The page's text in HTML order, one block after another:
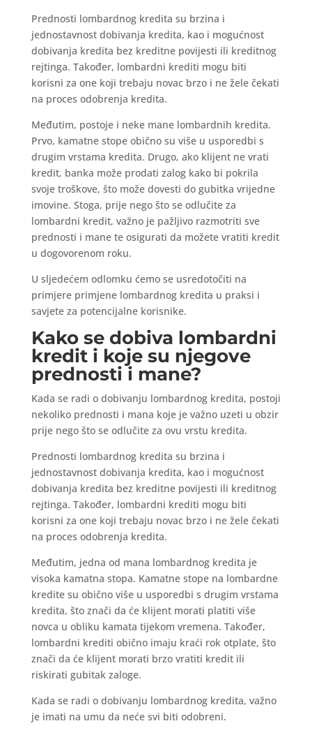
Prednosti lombardnog kredita su brzina i
jednostavnost dobivanja kredita, kao i mogućnost
dobivanja kredita bez kreditne povijesti ili kreditnog
rejtinga. Također, lombardni krediti mogu biti
korisni za one koji trebaju novac brzo i ne žele čekati
na proces odobrenja kredita.
Međutim, postoje i neke mane lombardnih kredita.
Prvo, kamatne stope obično su više u usporedbi s
drugim vrstama kredita. Drugo, ako klijent ne vrati
kredit, banka može prodati zalog kako bi pokrila
svoje troškove, što može dovesti do gubitka vrijedne
imovine. Stoga, prije nego što se odlučite za
lombardni kredit, važno je pažljivo razmotriti sve
prednosti i mane te osigurati da možete vratiti kredit
u dogovorenom roku.
U sljedećem odlomku ćemo se usredotočiti na
primjere primjene lombardnog kredita u praksi i
savjete za potencijalne korisnike.
Kako se dobiva lombardni
kredit i koje su njegove
prednosti i mane?
Kada se radi o dobivanju lombardnog kredita, postoji
nekoliko prednosti i mana koje je važno uzeti u obzir
prije nego što se odlučite za ovu vrstu kredita.
Prednosti lombardnog kredita su brzina i
jednostavnost dobivanja kredita, kao i mogućnost
dobivanja kredita bez kreditne povijesti ili kreditnog
rejtinga. Također, lombardni krediti mogu biti
korisni za one koji trebaju novac brzo i ne žele čekati
na proces odobrenja kredita.
Međutim, jedna od mana lombardnog kredita je
visoka kamatna stopa. Kamatne stope na lombardne
kredite su obično više u usporedbi s drugim vrstama
kredita, što znači da će klijent morati platiti više
novca u obliku kamata tijekom vremena. Također,
lombardni krediti obično imaju kraći rok otplate, što
znači da će klijent morati brzo vratiti kredit ili
riskirati gubitak zaloge.
Kada se radi o dobivanju lombardnog kredita, važno
je imati na umu da neće svi biti odobreni.